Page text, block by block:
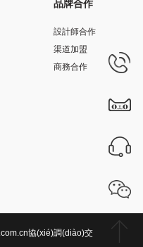
品牌合作
設計師合作
渠道加盟
商務合作
協(xié)調(diào)交